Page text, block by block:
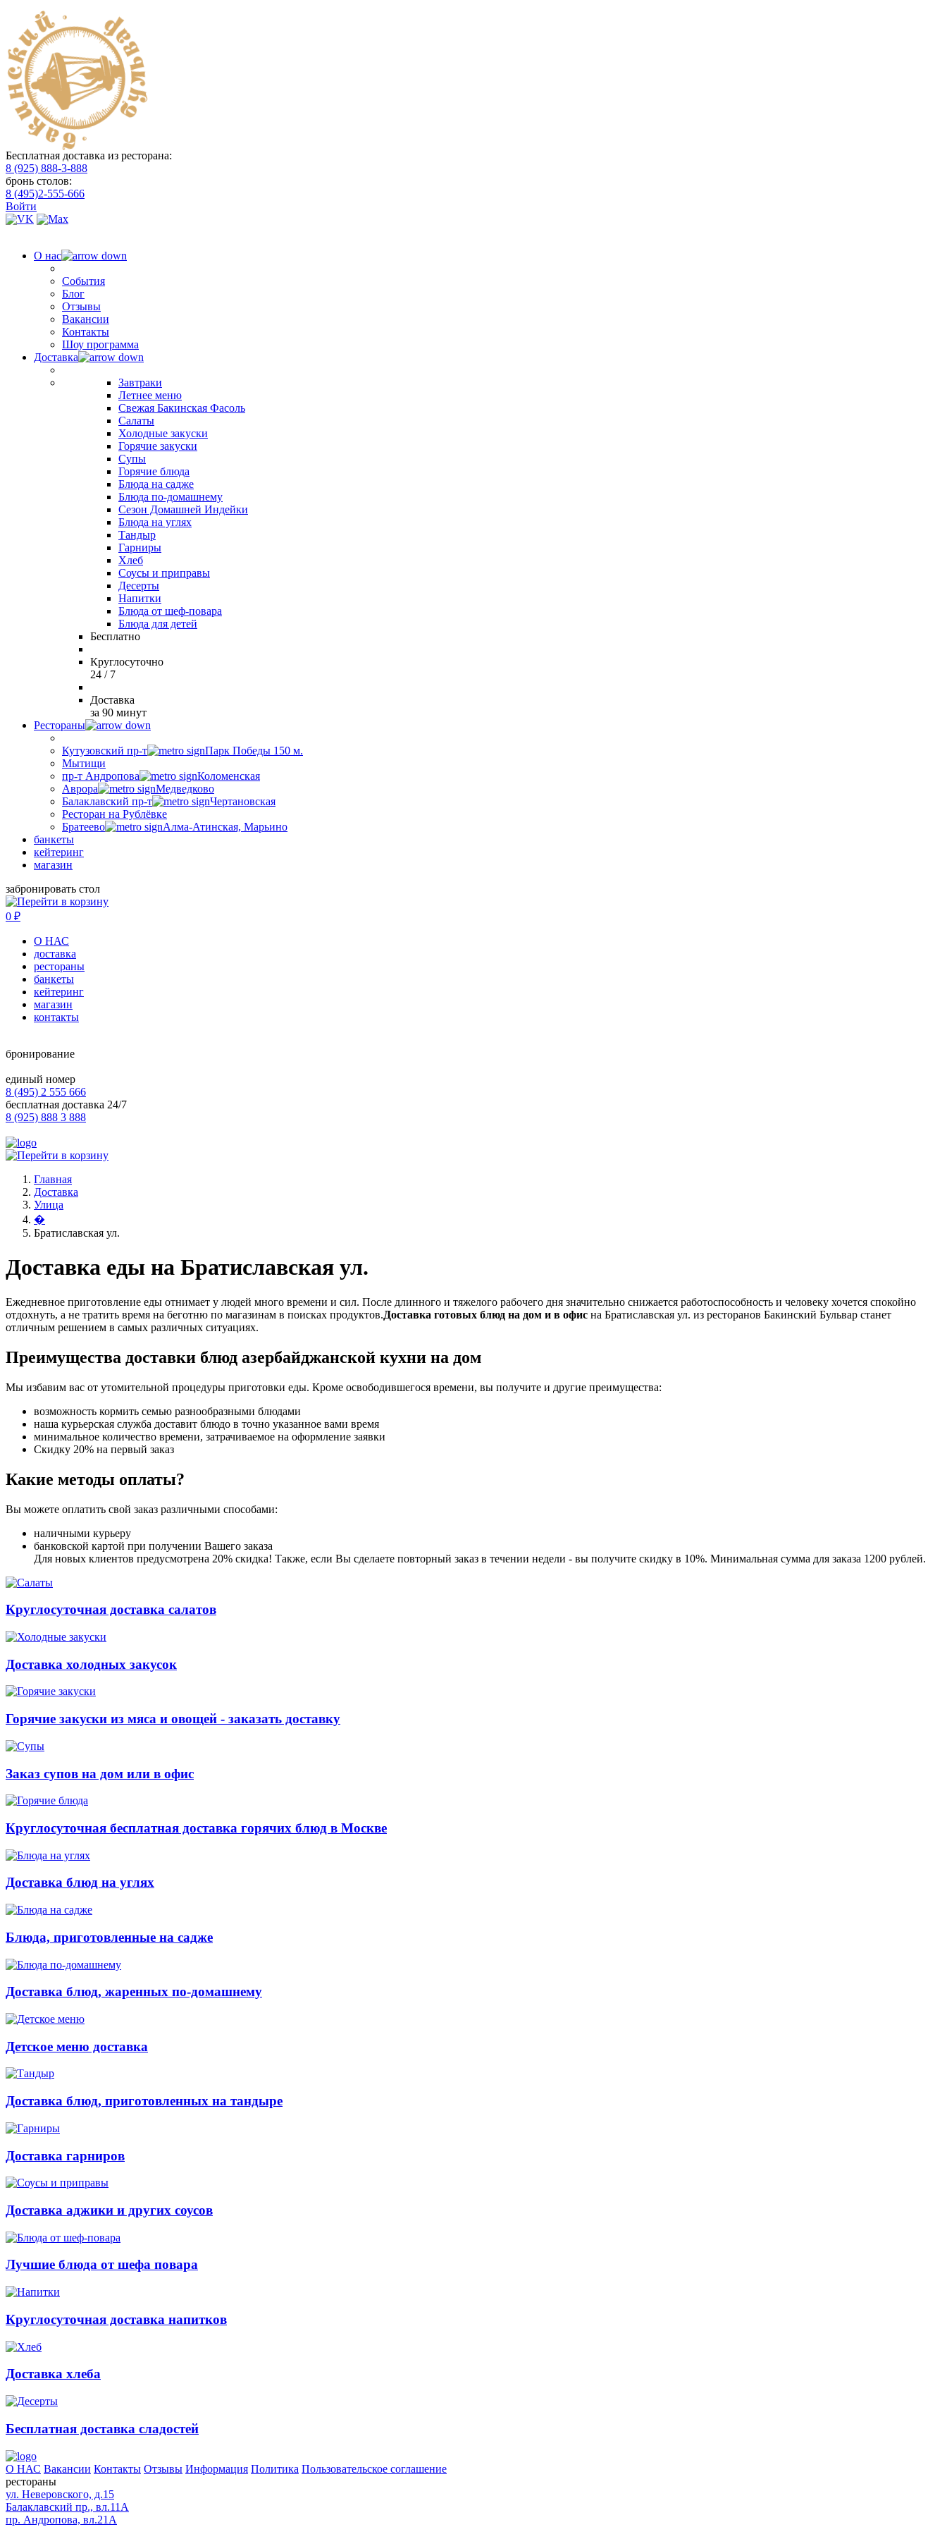
Бесплатная доставка из ресторана:
8 (925) 888-3-888
бронь столов:
8 (495)2-555-666
Войти
О нас
События
Блог
Отзывы
Вакансии
Контакты
Шоу программа
Доставка
Завтраки
Летнее меню
Свежая Бакинская Фасоль
Салаты
Холодные закуски
Горячие закуски
Супы
Горячие блюда
Блюда на садже
Блюда по-домашнему
Сезон Домашней Индейки
Блюда на углях
Тандыр
Гарниры
Хлеб
Соусы и приправы
Десерты
Напитки
Блюда от шеф-повара
Блюда для детей
Бесплатно
Круглосуточно
24 / 7
Доставка
за 90 минут
Рестораны
Кутузовский пр-т
Парк Победы 150 м.
Мытищи
пр-т Андропова
Коломенская
Аврора
Медведково
Балаклавский пр-т
Чертановская
Ресторан на Рублёвке
Братеево
Алма-Атинская, Марьино
банкеты
кейтеринг
магазин
забронировать стол
0 ₽
О НАС
доставка
рестораны
банкеты
кейтеринг
магазин
контакты
бронирование
единый номер
8 (495) 2 555 666
бесплатная доставка 24/7
8 (925) 888 3 888
Главная
Доставка
Улица
�
Братиславская ул.
Доставка еды на Братиславская ул.
Ежедневное приготовление еды отнимает у людей много времени и сил. После длинного и тяжелого рабочего дня значительно снижается работоспособность и человеку хочется спокойно
отдохнуть, а не тратить время на беготню по магазинам в поисках продуктов.Доставка готовых блюд на дом и в офис на Братиславская ул. из ресторанов Бакинский Бульвар станет
отличным решением в самых различных ситуациях.
Преимущества доставки блюд азербайджанской кухни на дом
Мы избавим вас от утомительной процедуры приготовки еды. Кроме освободившегося времени, вы получите и другие преимущества:
возможность кормить семью разнообразными блюдами
наша курьерская служба доставит блюдо в точно указанное вами время
минимальное количество времени, затрачиваемое на оформление заявки
Скидку 20% на первый заказ
Какие методы оплаты?
Вы можете оплатить свой заказ различными способами:
наличными курьеру
банковской картой при получении Вашего заказа
Для новых клиентов предусмотрена 20% скидка! Также, если Вы сделаете повторный заказ в течении недели - вы получите скидку в 10%. Минимальная сумма для заказа 1200 рублей.
Круглосуточная доставка салатов
Доставка холодных закусок
Горячие закуски из мяса и овощей - заказать доставку
Заказ супов на дом или в офис
Круглосуточная бесплатная доставка горячих блюд в Москве
Доставка блюд на углях
Блюда, приготовленные на садже
Доставка блюд, жаренных по-домашнему
Детское меню доставка
Доставка блюд, приготовленных на тандыре
Доставка гарниров
Доставка аджики и других соусов
Лучшие блюда от шефа повара
Круглосуточная доставка напитков
Доставка хлеба
Бесплатная доставка сладостей
О НАС Вакансии Контакты Отзывы Информация Политика Пользовательское соглашение
рестораны
ул. Неверовского, д.15
Балаклавский пр., вл.11А
пр. Андропова, вл.21А